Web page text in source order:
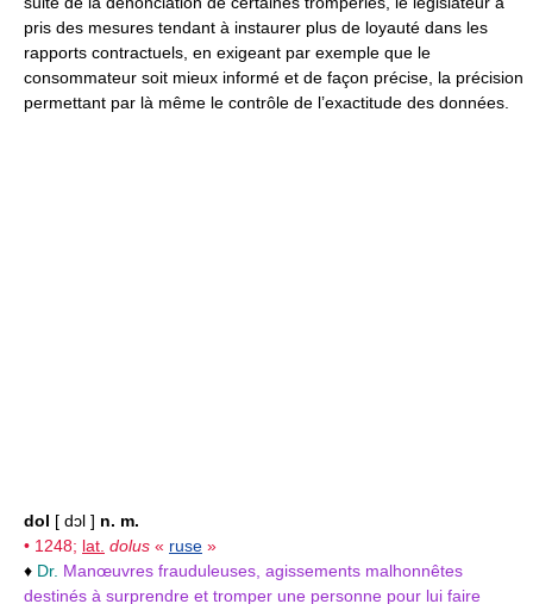
pris des mesures tendant à instaurer plus de loyauté dans les
rapports contractuels, en exigeant par exemple que le
consommateur soit mieux informé et de façon précise, la précision
permettant par là même le contrôle de l’exactitude des données.
dol [ dɔl ] n. m.
• 1248; lat. dolus « ruse »
♦ Dr. Manœuvres frauduleuses, agissements malhonnêtes
destinés à surprendre et tromper une personne pour lui faire